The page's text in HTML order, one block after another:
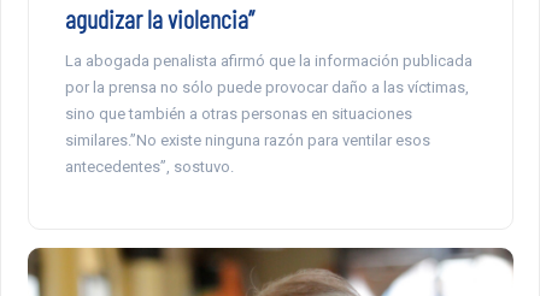
agudizar la violencia”
La abogada penalista afirmó que la información publicada
por la prensa no sólo puede provocar daño a las víctimas,
sino que también a otras personas en situaciones
similares.”No existe ninguna razón para ventilar esos
antecedentes”, sostuvo.